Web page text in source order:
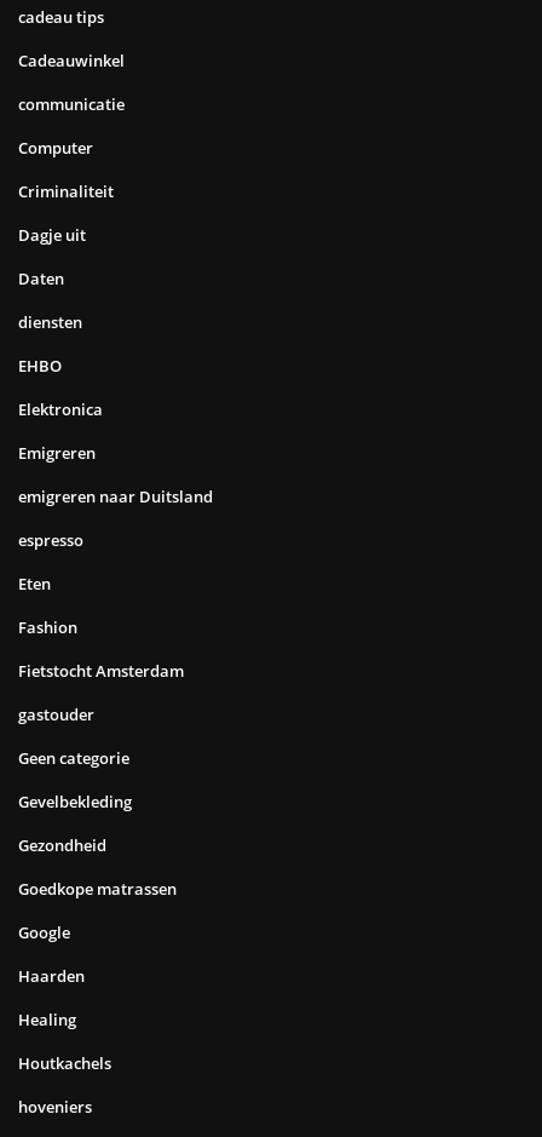
cadeau tips
Cadeauwinkel
communicatie
Computer
Criminaliteit
Dagje uit
Daten
diensten
EHBO
Elektronica
Emigreren
emigreren naar Duitsland
espresso
Eten
Fashion
Fietstocht Amsterdam
gastouder
Geen categorie
Gevelbekleding
Gezondheid
Goedkope matrassen
Google
Haarden
Healing
Houtkachels
hoveniers